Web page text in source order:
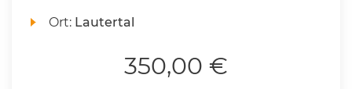
Ort: Lautertal
350,00 €